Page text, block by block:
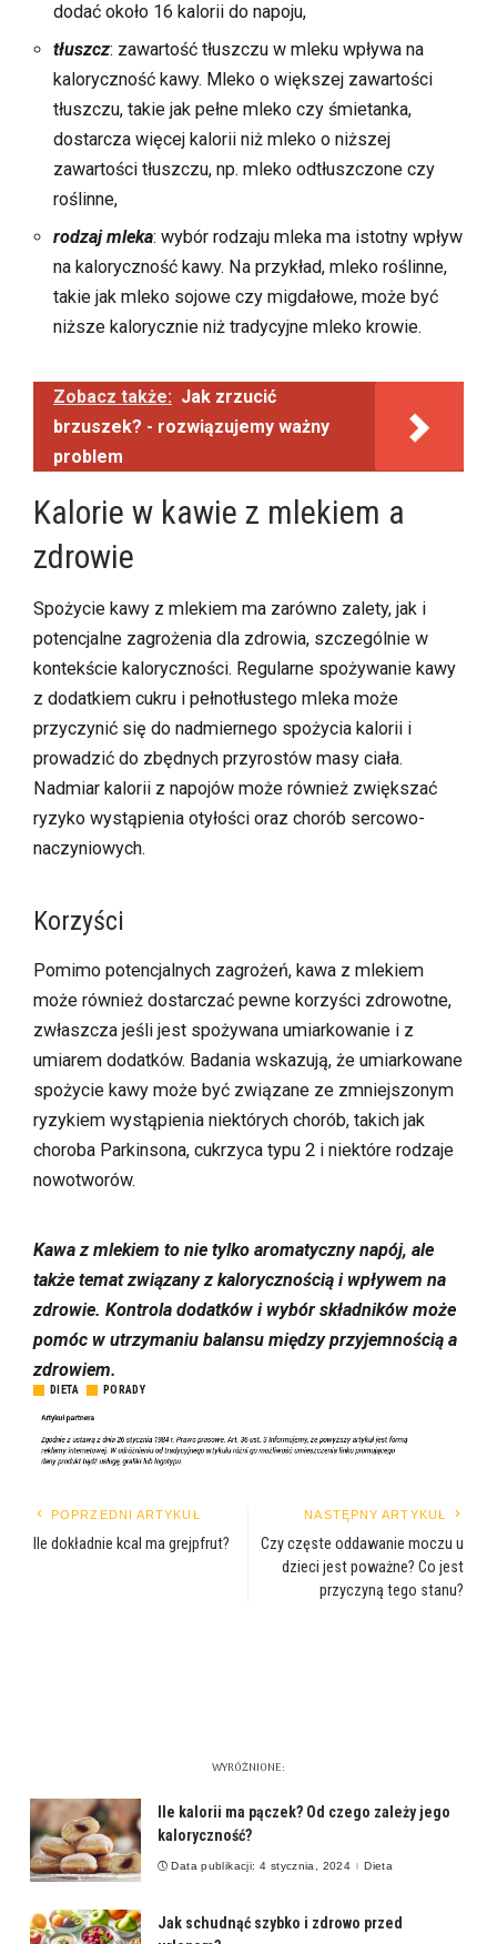
dodać około 16 kalorii do napoju,
tłuszcz: zawartość tłuszczu w mleku wpływa na
kaloryczność kawy. Mleko o większej zawartości
tłuszczu, takie jak pełne mleko czy śmietanka,
dostarcza więcej kalorii niż mleko o niższej
zawartości tłuszczu, np. mleko odtłuszczone czy
roślinne,
rodzaj mleka: wybór rodzaju mleka ma istotny wpływ
na kaloryczność kawy. Na przykład, mleko roślinne,
takie jak mleko sojowe czy migdałowe, może być
niższe kalorycznie niż tradycyjne mleko krowie.
Zobacz także: Jak zrzucić
brzuszek? - rozwiązujemy ważny
problem
Kalorie w kawie z mlekiem a
zdrowie
Spożycie kawy z mlekiem ma zarówno zalety, jak i
potencjalne zagrożenia dla zdrowia, szczególnie w
kontekście kaloryczności. Regularne spożywanie kawy
z dodatkiem cukru i pełnotłustego mleka może
przyczynić się do nadmiernego spożycia kalorii i
prowadzić do zbędnych przyrostów masy ciała.
Nadmiar kalorii z napojów może również zwiększać
ryzyko wystąpienia otyłości oraz chorób sercowo-
naczyniowych.
Korzyści
Pomimo potencjalnych zagrożeń, kawa z mlekiem
może również dostarczać pewne korzyści zdrowotne,
zwłaszcza jeśli jest spożywana umiarkowanie i z
umiarem dodatków. Badania wskazują, że umiarkowane
spożycie kawy może być związane ze zmniejszonym
ryzykiem wystąpienia niektórych chorób, takich jak
choroba Parkinsona, cukrzyca typu 2 i niektóre rodzaje
nowotworów.
Kawa z mlekiem to nie tylko aromatyczny napój, ale
także temat związany z kalorycznością i wpływem na
zdrowie. Kontrola dodatków i wybór składników może
pomóc w utrzymaniu balansu między przyjemnością a
zdrowiem.
DIETA PORADY
POPRZEDNI ARTYKUŁ
Ile dokładnie kcal ma grejpfrut?
NASTĘPNY ARTYKUŁ
Czy częste oddawanie moczu u
dzieci jest poważne? Co jest
przyczyną tego stanu?
WYRÓŻNIONE:
Ile kalorii ma pączek? Od czego zależy jego
kaloryczność?
Data publikacji: 4 stycznia, 2024 Dieta
Jak schudnąć szybko i zdrowo przed